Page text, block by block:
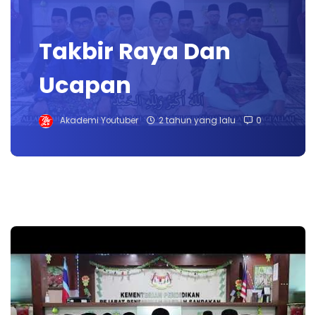
Takbir Raya Dan
Ucapan
Akademi Youtuber 2 tahun yang lalu 0